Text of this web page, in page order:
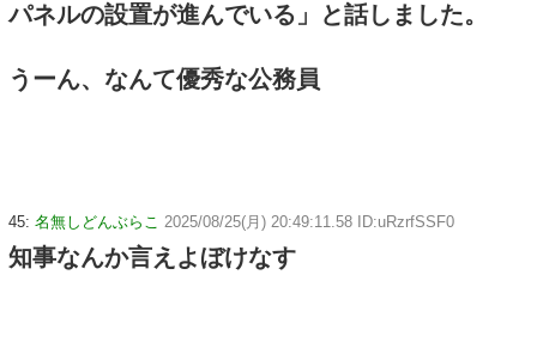
パネルの設置が進んでいる」と話しました。
うーん、なんて優秀な公務員
45: 名無しどんぶらこ 2025/08/25(月) 20:49:11.58 ID:uRzrfSSF0
知事なんか言えよぼけなす